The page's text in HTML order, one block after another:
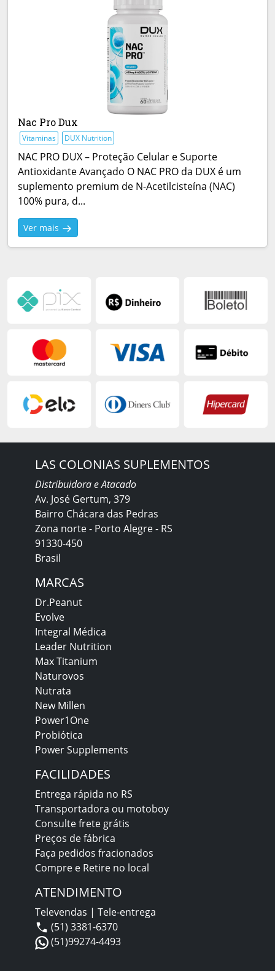
Nac Pro Dux
Vitaminas DUX Nutrition
NAC PRO DUX – Proteção Celular e Suporte
Antioxidante Avançado O NAC PRO da DUX é um
suplemento premium de N-Acetilcisteína (NAC)
100% pura, d...
Ver mais
LAS COLONIAS SUPLEMENTOS
Distribuidora e Atacado
Av. José Gertum, 379
Bairro Chácara das Pedras
Zona norte - Porto Alegre - RS
91330-450
Brasil
MARCAS
Dr.Peanut
Evolve
Integral Médica
Leader Nutrition
Max Titanium
Naturovos
Nutrata
New Millen
Power1One
Probiótica
Power Supplements
FACILIDADES
Entrega rápida no RS
Transportadora ou motoboy
Consulte frete grátis
Preços de fábrica
Faça pedidos fracionados
Compre e Retire no local
ATENDIMENTO
Televendas | Tele-entrega
(51) 3381-6370
(51)99274-4493